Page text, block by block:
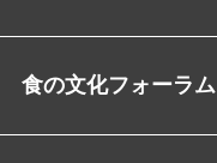
食の文化フォーラム